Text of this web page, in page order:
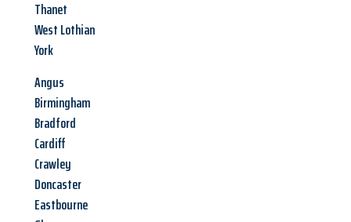
Thanet
West Lothian
York
Angus
Birmingham
Bradford
Cardiff
Crawley
Doncaster
Eastbourne